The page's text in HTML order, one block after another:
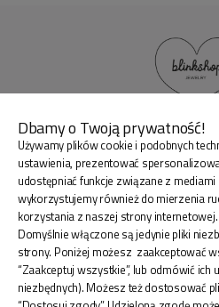
BLINK SHOP Joanna Pradellok,
18 20-388
ZAKUPY
Dbamy o Twoją prywatność!
Używamy plików cookie i podobnych
ustawienia, prezentować
udostępniać funkcje związane z
wykorzystujemy również do mierzenia
korzystania z naszej strony internetowej.
Domyślnie włączone są jedynie pliki
strony. Poniżej możesz zaakceptować
“Zaakceptuj wszystkie”, lub odmówić ich
niezbędnych). Możesz też dostosować